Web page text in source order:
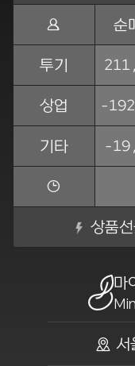
Ṅ 순
투기
상업 -
기타 -
ẏ
상품
마
ồ 서